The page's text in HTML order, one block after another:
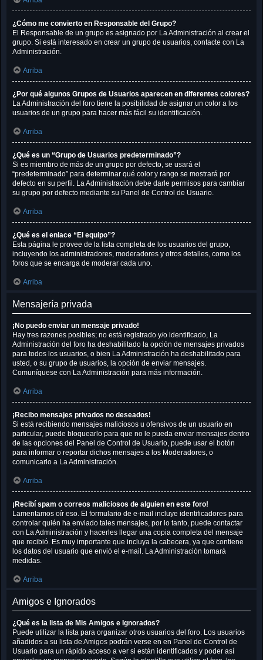
¿Cómo me convierto en Responsable del Grupo?
El Responsable de un grupo es asignado por La Administración al crear el
grupo. Si está interesado en crear un grupo de usuarios, contacte con La
Administración.
Arriba
¿Por qué algunos Grupos de Usuarios aparecen en diferentes colores?
La Administración del foro tiene la posibilidad de asignar un color a los
usuarios de un grupo para hacer más fácil su identificación.
Arriba
¿Qué es un “Grupo de Usuarios predeterminado”?
Si es miembro de más de un grupo por defecto, se usará el
“predeterminado” para determinar qué color y rango se mostrará por
defecto en su perfil. La Administración debe darle permisos para cambiar
su grupo por defecto mediante su Panel de Control de Usuario.
Arriba
¿Qué es el enlace “El equipo”?
Esta página le provee de la lista completa de los usuarios del grupo,
incluyendo los administradores, moderadores y otros detalles, como los
foros que se encarga de moderar cada uno.
Arriba
Mensajería privada
¡No puedo enviar un mensaje privado!
Hay tres razones posibles; no está registrado y/o identificado, La
Administración del foro ha deshabilitado la opción de mensajes privados
para todos los usuarios, o bien La Administración ha deshabilitado para
usted, o su grupo de usuarios, la opción de enviar mensajes.
Comuníquese con La Administración para más información.
Arriba
¡Recibo mensajes privados no deseados!
Si está recibiendo mensajes maliciosos u ofensivos de un usuario en
particular, puede bloquearlo para que no le pueda enviar mensajes dentro
de las opciones del Panel de Control de Usuario, puede usar el botón
para informar o reportar dichos mensajes a los Moderadores, o
comunicarlo a La Administración.
Arriba
¡Recibí spam o correos maliciosos de alguien en este foro!
Lamentamos oír eso. El formulario de e-mail incluye identificadores para
controlar quién ha enviado tales mensajes, por lo tanto, puede contactar
con La Administración y hacerles llegar una copia completa del mensaje
que recibió. Es muy importante que incluya la cabecera, ya que contiene
los datos del usuario que envió el e-mail. La Administración tomará
medidas.
Arriba
Amigos e Ignorados
¿Qué es la lista de Mis Amigos e Ignorados?
Puede utilizar la lista para organizar otros usuarios del foro. Los usuarios
añadidos a su lista de Amigos podrán verse en en Panel de Control de
Usuario para un rápido acceso a ver si están identificados y poder así